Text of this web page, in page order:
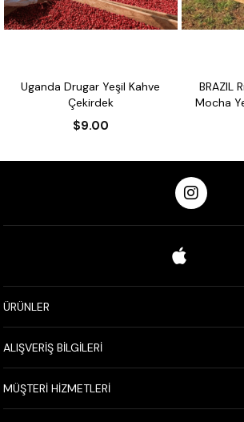
Yeşil Kahve
BRAZIL Rio Minas
Mocha Yeşil Kahve
ÜRÜNLER
ALIŞVERİŞ BİLGİLERİ
MÜŞTERİ HİZMETLERİ